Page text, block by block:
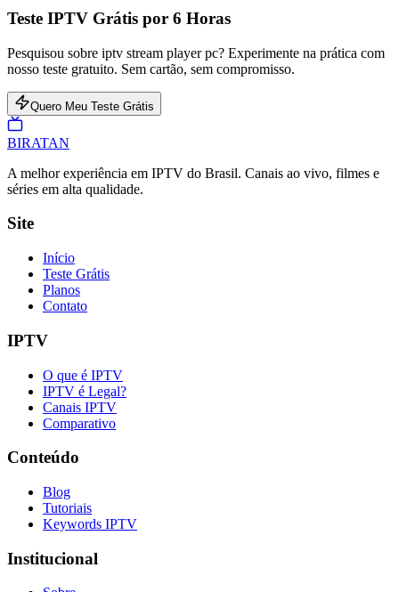
Teste IPTV Grátis por 6 Horas
Pesquisou sobre iptv stream player pc? Experimente na prática com
nosso teste gratuito. Sem cartão, sem compromisso.
Quero Meu Teste Grátis
BIRATAN
A melhor experiência em IPTV do Brasil. Canais ao vivo, filmes e
séries em alta qualidade.
Site
Início
Teste Grátis
Planos
Contato
IPTV
O que é IPTV
IPTV é Legal?
Canais IPTV
Comparativo
Conteúdo
Blog
Tutoriais
Keywords IPTV
Institucional